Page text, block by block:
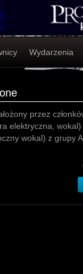
Wydarzenia
przez
elektryczna,
wokal) z grupy